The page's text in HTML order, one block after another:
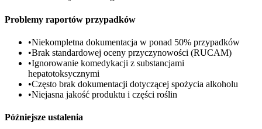
Problemy raportów przypadków
•Niekompletna dokumentacja w ponad 50% przypadków
•Brak standardowej oceny przyczynowości (RUCAM)
•Ignorowanie komedykacji z substancjami
hepatotoksycznymi
•Często brak dokumentacji dotyczącej spożycia alkoholu
•Niejasna jakość produktu i części roślin
Późniejsze ustalenia